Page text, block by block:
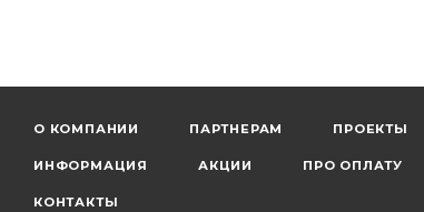
О КОМПАНИИ ПАРТНЕРАМ ПРОЕКТЫ
ИНФОРМАЦИЯ АКЦИИ ПРО ОПЛАТУ
КОНТАКТЫ